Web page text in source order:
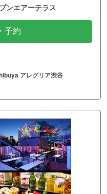
ンエアーテラス
予約
アレグリア渋谷